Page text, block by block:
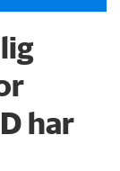
har